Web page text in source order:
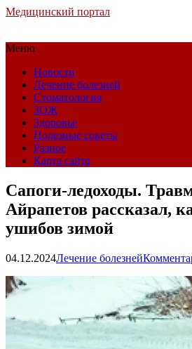
Медицинский портал
Меню
Новости
Лечение болезней
Стоматология
ЗОЖ
Здоровье
Полезные советы
Разное
Карта сайта
Сапоги-ледоходы.
Айрапетов рассказал,
ушибов зимой
04.12.2024Лечение болезней